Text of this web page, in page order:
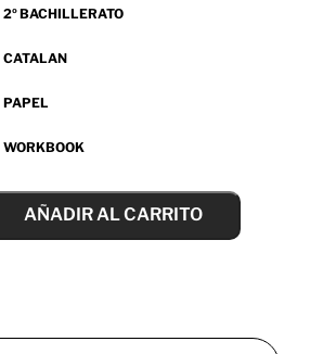
2º BACHILLERATO
CATALAN
PAPEL
WORKBOOK
AÑADIR AL CARRITO